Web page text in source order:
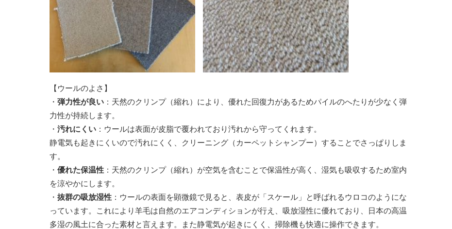
【ウールのよさ】
・ 弾力性が良い ：天然のクリンプ（縮れ）により、優れた回復力があるためパイルのへたりが少なく弾
力性が持続します。
・ 汚れにくい ：ウールは表面が皮脂で覆われており汚れから守ってくれます。
静電気も起きにくいので汚れにくく、クリーニング（カーペットシャンプー）することでさっぱりしま
す。
・ 優れた保温性 ：天然のクリンプ（縮れ）が空気を含むことで保温性が高く、湿気も吸収するため室内
を涼やかにします。
・ 抜群の吸放湿性 ：ウールの表面を顕微鏡で見ると、表皮が「スケール」と呼ばれるウロコのようにな
っています。これにより羊毛は自然のエアコンディションが行え、吸放湿性に優れており、日本の高温
多湿の風土に合った素材と言えます。また静電気が起きにくく、掃除機も快適に操作できます。